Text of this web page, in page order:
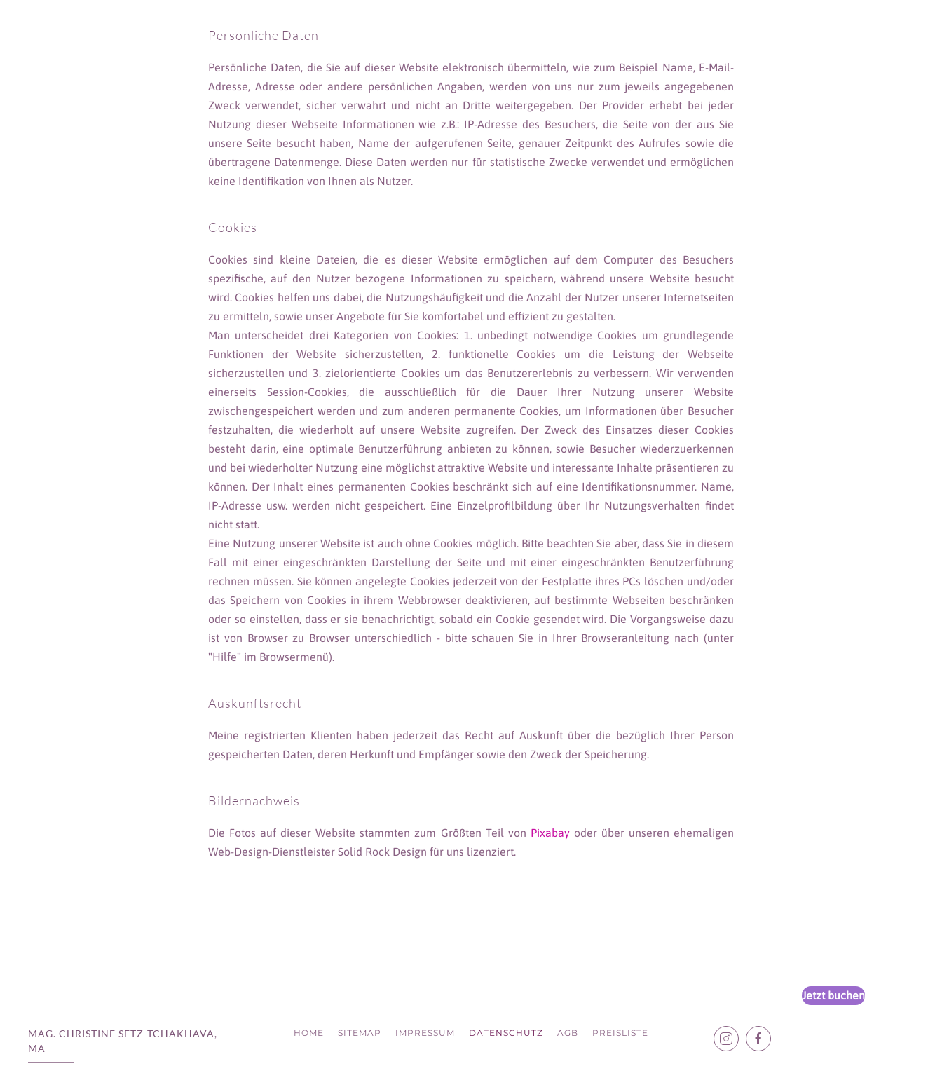
Persönliche Daten
Persönliche Daten, die Sie auf dieser Website elektronisch übermitteln, wie zum Beispiel Name, E-Mail-
Adresse, Adresse oder andere persönlichen Angaben, werden von uns nur zum jeweils angegebenen
Zweck verwendet, sicher verwahrt und nicht an Dritte weitergegeben. Der Provider erhebt bei jeder
Nutzung dieser Webseite Informationen wie z.B.: IP-Adresse des Besuchers, die Seite von der aus Sie
unsere Seite besucht haben, Name der aufgerufenen Seite, genauer Zeitpunkt des Aufrufes sowie die
übertragene Datenmenge. Diese Daten werden nur für statistische Zwecke verwendet und ermöglichen
keine Identifikation von Ihnen als Nutzer.
Cookies
Cookies sind kleine Dateien, die es dieser Website ermöglichen auf dem Computer des Besuchers
spezifische, auf den Nutzer bezogene Informationen zu speichern, während unsere Website besucht
wird. Cookies helfen uns dabei, die Nutzungshäufigkeit und die Anzahl der Nutzer unserer Internetseiten
zu ermitteln, sowie unser Angebote für Sie komfortabel und effizient zu gestalten.
Man unterscheidet drei Kategorien von Cookies: 1. unbedingt notwendige Cookies um grundlegende
Funktionen der Website sicherzustellen, 2. funktionelle Cookies um die Leistung der Webseite
sicherzustellen und 3. zielorientierte Cookies um das Benutzererlebnis zu verbessern. Wir verwenden
einerseits Session-Cookies, die ausschließlich für die Dauer Ihrer Nutzung unserer Website
zwischengespeichert werden und zum anderen permanente Cookies, um Informationen über Besucher
festzuhalten, die wiederholt auf unsere Website zugreifen. Der Zweck des Einsatzes dieser Cookies
besteht darin, eine optimale Benutzerführung anbieten zu können, sowie Besucher wiederzuerkennen
und bei wiederholter Nutzung eine möglichst attraktive Website und interessante Inhalte präsentieren zu
können. Der Inhalt eines permanenten Cookies beschränkt sich auf eine Identifikationsnummer. Name,
IP-Adresse usw. werden nicht gespeichert. Eine Einzelprofilbildung über Ihr Nutzungsverhalten findet
nicht statt.
Eine Nutzung unserer Website ist auch ohne Cookies möglich. Bitte beachten Sie aber, dass Sie in diesem
Fall mit einer eingeschränkten Darstellung der Seite und mit einer eingeschränkten Benutzerführung
rechnen müssen. Sie können angelegte Cookies jederzeit von der Festplatte ihres PCs löschen und/oder
das Speichern von Cookies in ihrem Webbrowser deaktivieren, auf bestimmte Webseiten beschränken
oder so einstellen, dass er sie benachrichtigt, sobald ein Cookie gesendet wird. Die Vorgangsweise dazu
ist von Browser zu Browser unterschiedlich - bitte schauen Sie in Ihrer Browseranleitung nach (unter
"Hilfe" im Browsermenü).
Auskunftsrecht
Meine registrierten Klienten haben jederzeit das Recht auf Auskunft über die bezüglich Ihrer Person
gespeicherten Daten, deren Herkunft und Empfänger sowie den Zweck der Speicherung.
Bildernachweis
Die Fotos auf dieser Website stammten zum Größten Teil von Pixabayoder über unseren ehemaligen
Web-Design-Dienstleister Solid Rock Design für uns lizenziert.
MAG. CHRISTINE SETZ-TCHAKHAVA,
MA
HOME SITEMAP IMPRESSUM DATENSCHUTZ AGB PREISLISTE
Jetzt buchen